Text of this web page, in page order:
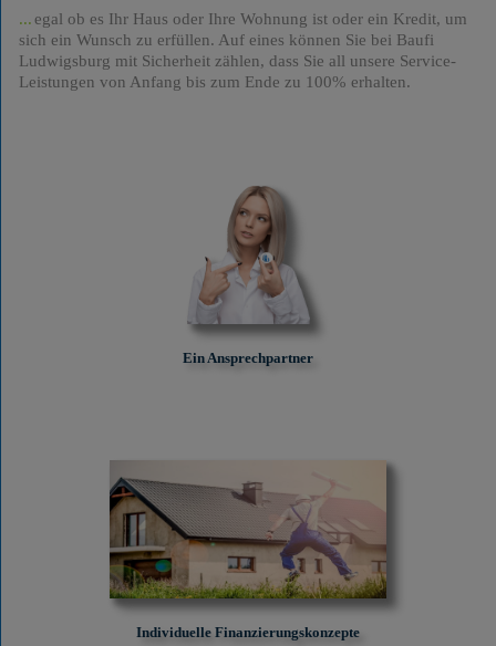
egal ob es Ihr Haus oder Ihre Wohnung ist oder ein Kredit, um
sich ein Wunsch zu erfüllen. Auf eines können Sie bei Baufi
Ludwigsburg mit Sicherheit zählen, dass Sie all unsere Service-
Leistungen von Anfang bis zum Ende zu 100% erhalten.
Ein Ansprechpartner
Individuelle Finanzierungskonzepte